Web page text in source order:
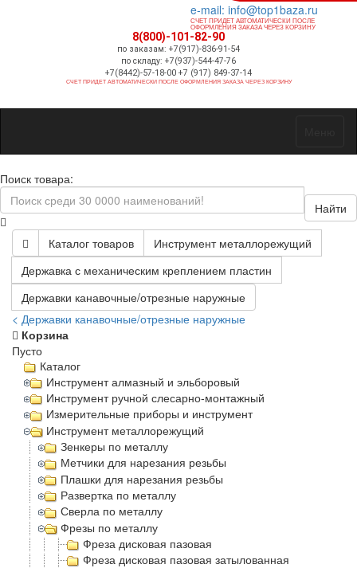
e-mail: info@top1baza.ru
СЧЕТ ПРИДЕТ АВТОМАТИЧЕСКИ ПОСЛЕ
ОФОРМЛЕНИЯ ЗАКАЗА ЧЕРЕЗ КОРЗИНУ
8(800)-101-82-90
по заказам: +7(917)-836-91-54
по складу: +7(937)-544-47-76
+7(8442)-57-18-00 +7 (917) 849-37-14
СЧЕТ ПРИДЕТ АВТОМАТИЧЕСКИ ПОСЛЕ ОФОРМЛЕНИЯ ЗАКАЗА ЧЕРЕЗ КОРЗИНУ
Поиск товара:
Найти
Каталог товаров
Инструмент металлорежущий
Державка с механическим креплением пластин
Державки канавочные/отрезные наружные
< Державки канавочные/отрезные наружные
Корзина
Пусто
Каталог
Инструмент алмазный и эльборовый
Инструмент ручной слесарно-монтажный
Измерительные приборы и инструмент
Инструмент металлорежущий
Зенкеры по металлу
Метчики для нарезания резьбы
Плашки для нарезания резьбы
Развертка по металлу
Сверла по металлу
Фрезы по металлу
Фреза дисковая пазовая
Фреза дисковая пазовая затылованная